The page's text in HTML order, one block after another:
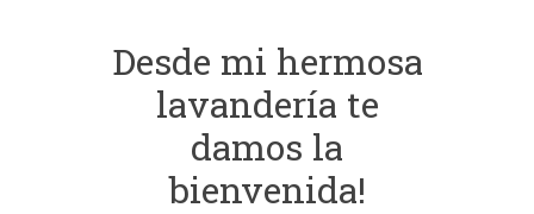
Desde mi hermosa
lavandería te
damos la
bienvenida!